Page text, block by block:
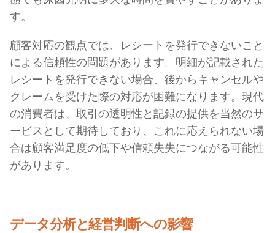
す。
顧客対応の観点では、レシートを発行できないこと
による信頼性の問題があります。明細が記載された
レシートを発行できない場合、後からキャンセルや
クレームを受けた際の対応が困難になります。現代
の消費者は、取引の透明性と記録の提供を当然のサ
ービスとして期待しており、これに応えられない場
合は顧客満足度の低下や信頼失失につながる可能性
があります。
データ分析と経営判断への影響